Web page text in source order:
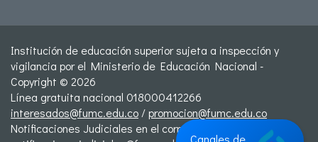
Institución de educación superior sujeta a inspección y
vigilancia por el Ministerio de Educación Nacional -
Copyright © 2026
Línea gratuita nacional 018000412266
interesados@fumc.edu.co /promocion@fumc.edu.co
Notificaciones Judiciales en el correo:
Canales de